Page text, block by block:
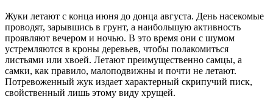
Жуки летают с конца июня до донца августа. День насекомые
проводят, зарывшись в грунт, а наибольшую активность
проявляют вечером и ночью. В это время они с шумом
устремляются в кроны деревьев, чтобы полакомиться
листьями или хвоей. Летают преимущественно самцы, а
самки, как правило, малоподвижны и почти не летают.
Потревоженный жук издает характерный скрипучий писк,
свойственный лишь этому виду хрущей.